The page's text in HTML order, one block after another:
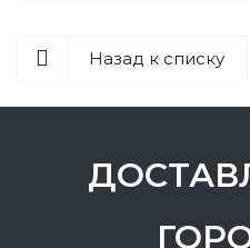
Назад к списку